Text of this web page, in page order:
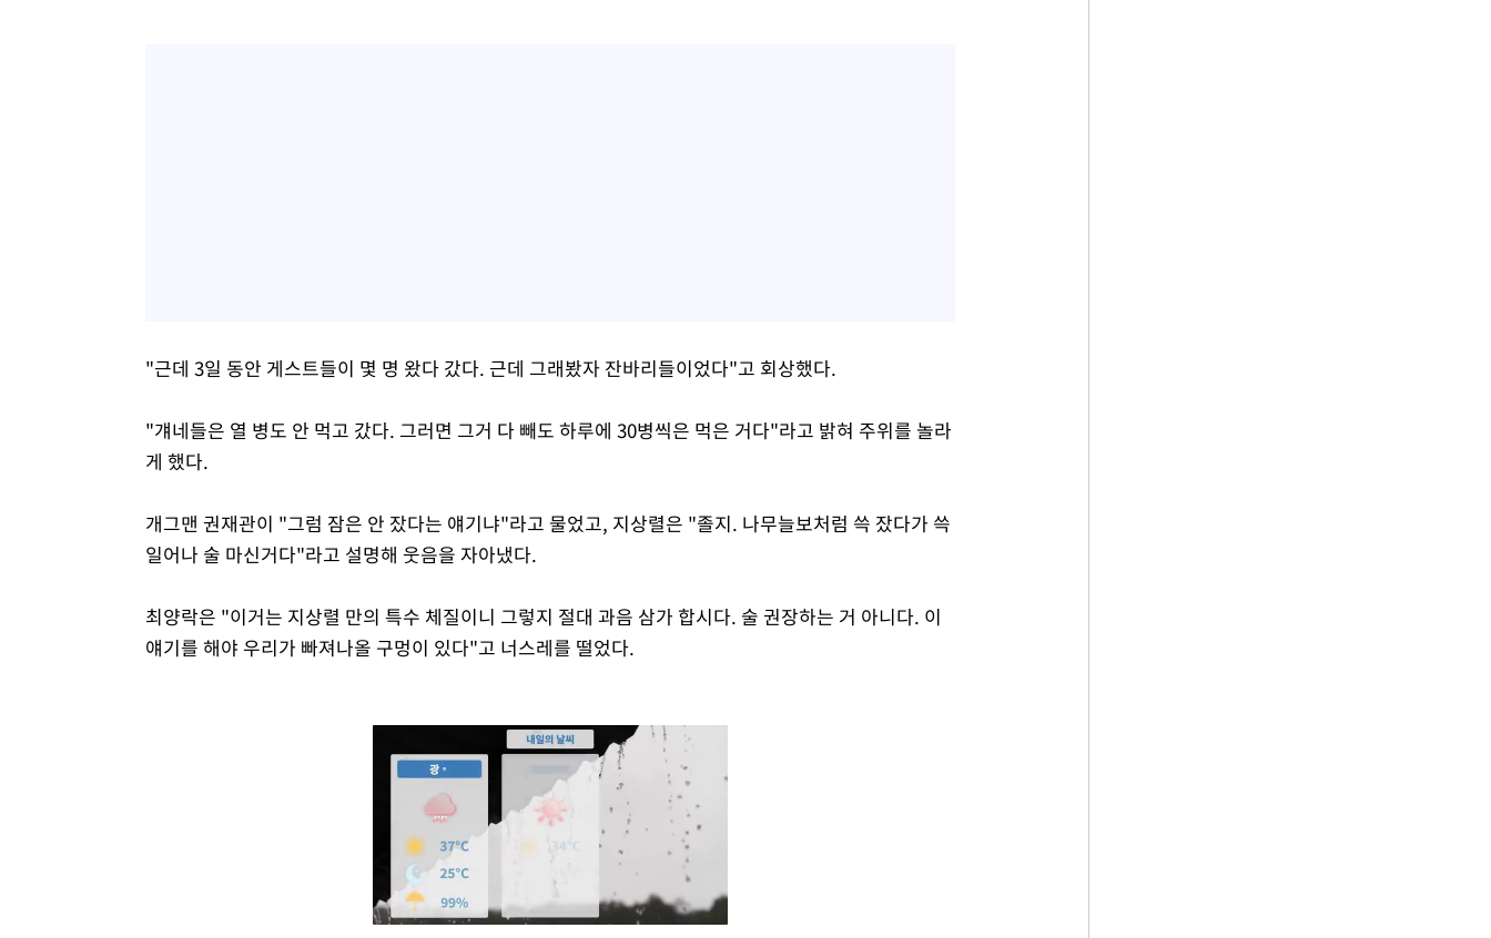
"근데 3일 동안 게스트들이 몇 명 왔다 갔다. 근데 그래봤자 잔바리들이었다"고 회상했다.
"걔네들은 열 병도 안 먹고 갔다. 그러면 그거 다 빼도 하루에 30병씩은 먹은 거다"라고 밝혀 주위를 놀라
게 했다.
개그맨 권재관이 "그럼 잠은 안 잤다는 얘기냐"라고 물었고, 지상렬은 "졸지. 나무늘보처럼 쓱 잤다가 쓱
일어나 술 마신거다"라고 설명해 웃음을 자아냈다.
최양락은 "이거는 지상렬 만의 특수 체질이니 그렇지 절대 과음 삼가 합시다. 술 권장하는 거 아니다. 이
얘기를 해야 우리가 빠져나올 구멍이 있다"고 너스레를 떨었다.